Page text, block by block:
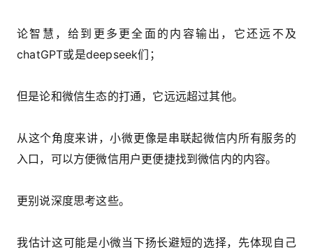
论智慧，给到更多更全面的内容输出，它还远不及
chatGPT或是deepseek们；
但是论和微信生态的打通，它远远超过其他。
从这个角度来讲，小微更像是串联起微信内所有服务的
入口，可以方便微信用户更便捷找到微信内的内容。
更别说深度思考这些。
我估计这可能是小微当下扬长避短的选择，先体现自己